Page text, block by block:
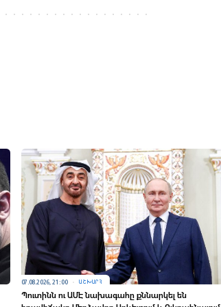
07.08.2026, 21:00 ԱՇԽԱՐՀ
Պուտինն ու ԱՄԷ նախագահը քննարկել են